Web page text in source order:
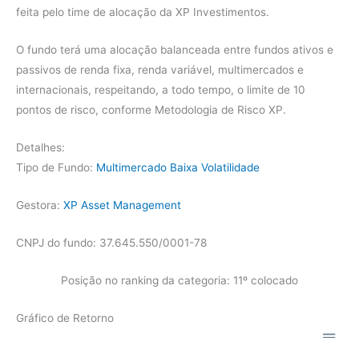
feita pelo time de alocação da XP Investimentos.
O fundo terá uma alocação balanceada entre fundos ativos e
passivos de renda fixa, renda variável, multimercados e
internacionais, respeitando, a todo tempo, o limite de 10
pontos de risco, conforme Metodologia de Risco XP.
Detalhes:
Tipo de Fundo: Multimercado Baixa Volatilidade
Gestora: XP Asset Management
CNPJ do fundo: 37.645.550/0001-78
Posição no ranking da categoria: 11º colocado
Gráfico de Retorno